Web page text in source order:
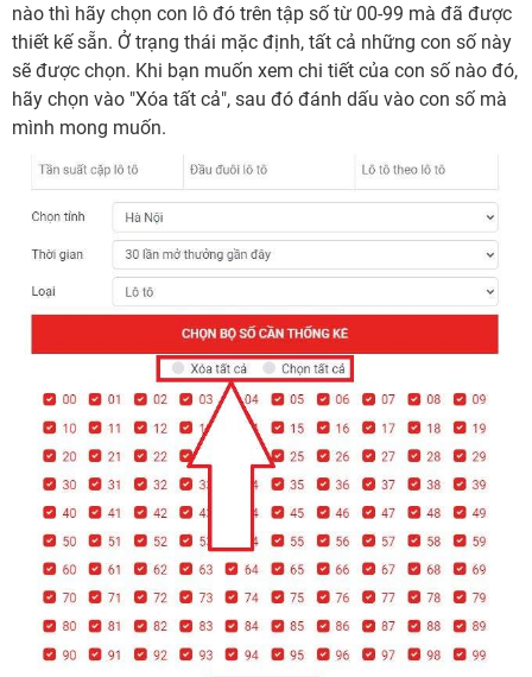
nào thì hãy chọn con lô đó trên tập số từ 00-99 mà đã được
thiết kế sẵn. Ở trạng thái mặc định, tất cả những con số này
sẽ được chọn. Khi bạn muốn xem chi tiết của con số nào đó,
hãy chọn vào "Xóa tất cả", sau đó đánh dấu vào con số mà
mình mong muốn.